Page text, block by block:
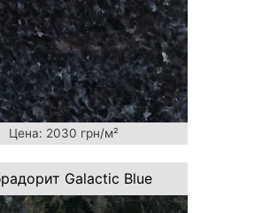
Цена: 2030 грн/м²
Galactic Blue